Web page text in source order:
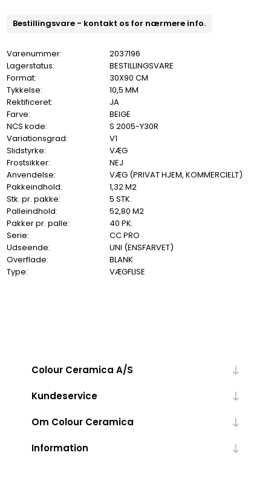
Bestillingsvare - kontakt os for nærmere info.
Varenummer:
2037196
Lagerstatus:
BESTILLINGSVARE
Format:
30X90 CM
Tykkelse:
10,5 MM
Rektificeret:
JA
Farve:
BEIGE
NCS kode:
S 2005-Y30R
Variationsgrad:
V1
Slidstyrke:
VÆG
Frostsikker:
NEJ
Anvendelse:
VÆG (PRIVAT HJEM, KOMMERCIELT)
Pakkeindhold:
1,32 M2
Stk. pr. pakke:
5 STK.
Palleindhold:
52,80 M2
Pakker pr. palle:
40 PK.
Serie:
CC PRO
Udseende:
UNI (ENSFARVET)
Overflade:
BLANK
Type:
VÆGFLISE
Colour Ceramica A/S
Kundeservice
Om Colour Ceramica
Information